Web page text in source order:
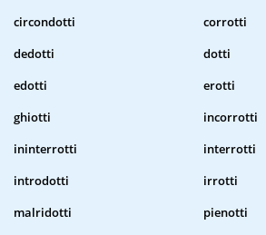
circondotti
corrotti
dedotti
dotti
edotti
erotti
ghiotti
incorrotti
ininterrotti
interrotti
introdotti
irrotti
malridotti
pienotti